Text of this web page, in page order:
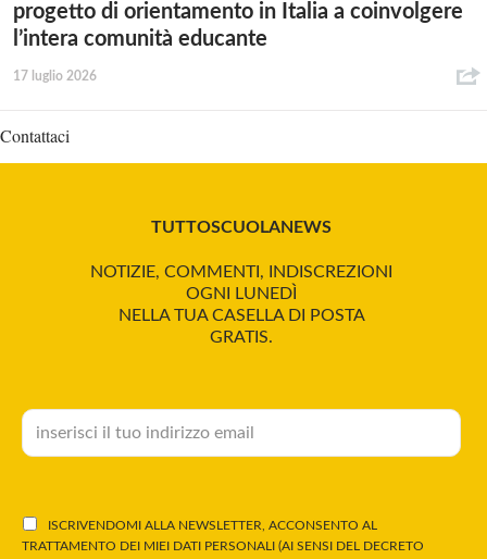
progetto di orientamento in Italia a coinvolgere
l’intera comunità educante
17 luglio 2026
Contattaci
TUTTOSCUOLANEWS
NOTIZIE, COMMENTI, INDISCREZIONI
OGNI LUNEDÌ
NELLA TUA CASELLA DI POSTA
GRATIS.
ISCRIVENDOMI ALLA NEWSLETTER, ACCONSENTO AL
TRATTAMENTO DEI MIEI DATI PERSONALI (AI SENSI DEL DECRETO